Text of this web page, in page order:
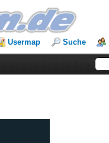
Usermap Suche